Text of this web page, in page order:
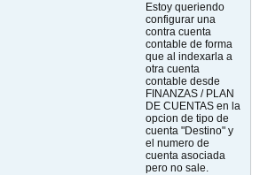
Estoy queriendo
configurar una
contra cuenta
contable de forma
que al indexarla a
otra cuenta
contable desde
FINANZAS / PLAN
DE CUENTAS en la
opcion de tipo de
cuenta "Destino" y
el numero de
cuenta asociada
pero no sale.